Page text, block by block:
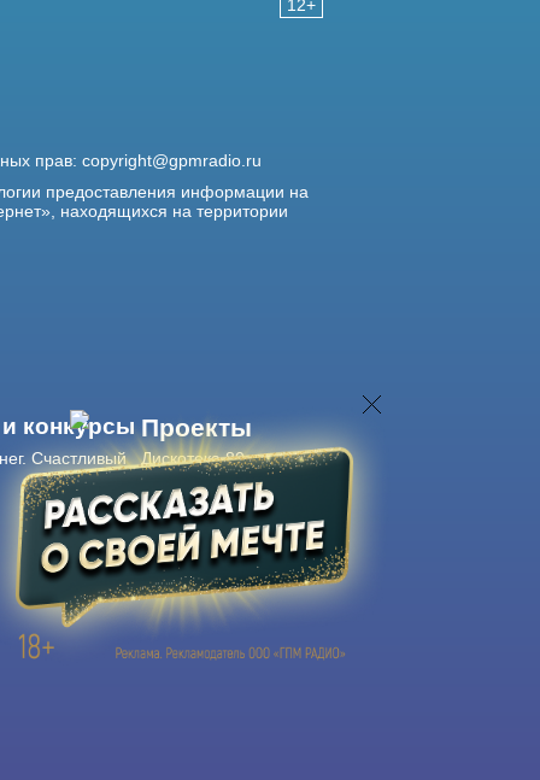
12+
прав: copyright@gpmradio.ru
предоставления информации на
находящихся на территории
конкурсы
Счастливый
Проекты
Дискотека 80-х
Живые концерты
Журнал Авторадио
Авторадиов смартфоне